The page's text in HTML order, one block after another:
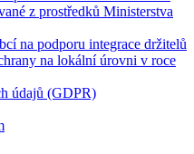
z prostředků Ministerstva
na podporu integrace držitelů
na lokální úrovni v roce
údajů (GDPR)